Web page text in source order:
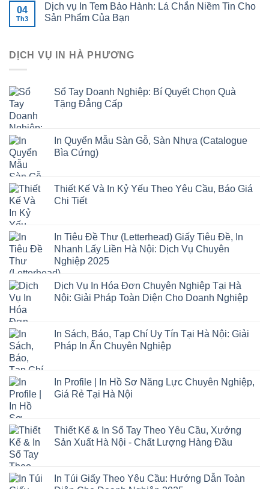
04
Th3
Dịch vụ In Tem Bảo Hành: Lá Chắn Niềm Tin Cho
Sản Phẩm Của Bạn
DỊCH VỤ IN HÀ PHƯƠNG
Sổ Tay Doanh Nghiệp: Bí Quyết Chọn Quà
Tặng Đẳng Cấp
In Quyển Mẫu Sàn Gỗ, Sàn Nhựa (Catalogue
Bìa Cứng)
Thiết Kế Và In Kỷ Yếu Theo Yêu Cầu, Báo Giá
Chi Tiết
In Tiêu Đề Thư (Letterhead) Giấy Tiêu Đề, In
Nhanh Lấy Liền Hà Nội: Dịch Vụ Chuyên
Nghiệp 2025
Dịch Vụ In Hóa Đơn Chuyên Nghiệp Tại Hà
Nội: Giải Pháp Toàn Diện Cho Doanh Nghiệp
In Sách, Báo, Tạp Chí Uy Tín Tại Hà Nội: Giải
Pháp In Ấn Chuyên Nghiệp
In Profile | In Hồ Sơ Năng Lực Chuyên Nghiệp,
Giá Rẻ Tại Hà Nội
Thiết Kế & In Sổ Tay Theo Yêu Cầu, Xưởng
Sản Xuất Hà Nội - Chất Lượng Hàng Đầu
In Túi Giấy Theo Yêu Cầu: Hướng Dẫn Toàn